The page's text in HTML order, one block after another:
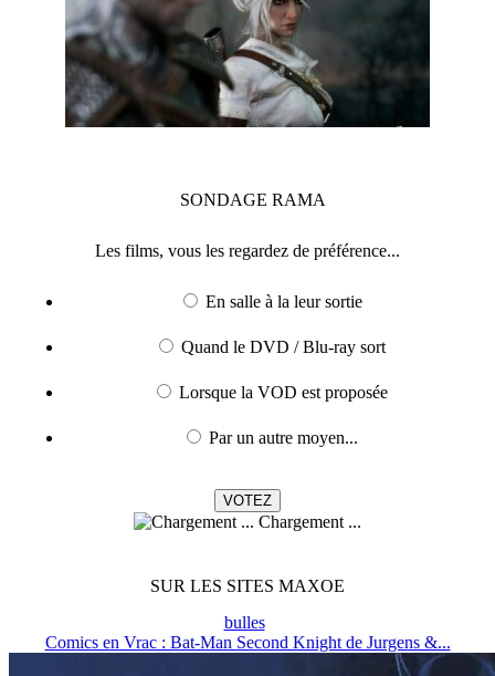
SONDAGE RAMA
Les films, vous les regardez de préférence...
En salle à la leur sortie
Quand le DVD / Blu-ray sort
Lorsque la VOD est proposée
Par un autre moyen...
Chargement ...
SUR LES SITES MAXOE
bulles
Comics en Vrac : Bat-Man Second Knight de Jurgens &...